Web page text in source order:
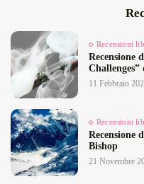
Recensioni
Recensione
11 Febbraio
Recensioni
Recensione
Bishop
21 Novembre